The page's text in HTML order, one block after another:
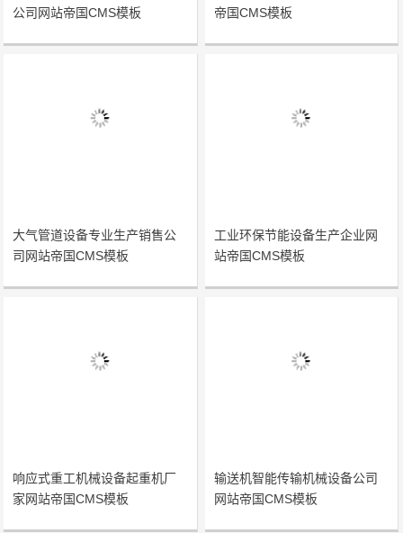
公司网站帝国CMS模板
帝国CMS模板
大气管道设备专业生产销售公
司网站帝国CMS模板
工业环保节能设备生产企业网
站帝国CMS模板
响应式重工机械设备起重机厂
家网站帝国CMS模板
输送机智能传输机械设备公司
网站帝国CMS模板